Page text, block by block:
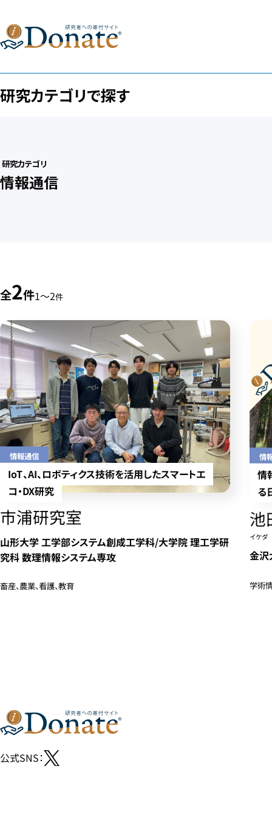
研究カテゴリで探す
研究カテゴリ
情報通信
全2件1〜2件
情報通信
IoT、AI、ロボティクス技術を活用したスマートエ
コ・DX研究
市浦研究室
山形大学 工学部システム創成工学科/大学院 理工学研
究科 数理情報システム専攻
畜産、農業、看護、教育
情
情
る
イケダ
金沢
学術
公式SNS：